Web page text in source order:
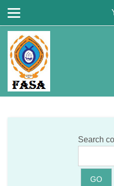
Skip to main content
Search
GO